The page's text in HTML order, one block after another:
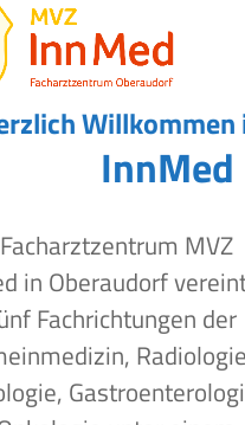
Willkommen
InnMed
MVZ
in Oberaudorf
Fachrichtungen der